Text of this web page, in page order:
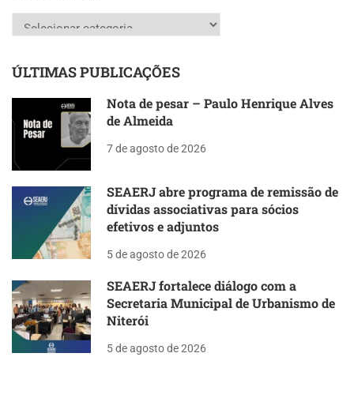
Categorias
ÚLTIMAS PUBLICAÇÕES
Nota de pesar – Paulo Henrique Alves
de Almeida
7 de agosto de 2026
SEAERJ abre programa de remissão de
dívidas associativas para sócios
efetivos e adjuntos
5 de agosto de 2026
SEAERJ fortalece diálogo com a
Secretaria Municipal de Urbanismo de
Niterói
5 de agosto de 2026